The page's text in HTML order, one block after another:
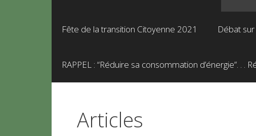
Fête de la transition Citoyenne 2021 Débat
RAPPEL : “Réduire sa consommation d’énergie”. . .
Articles